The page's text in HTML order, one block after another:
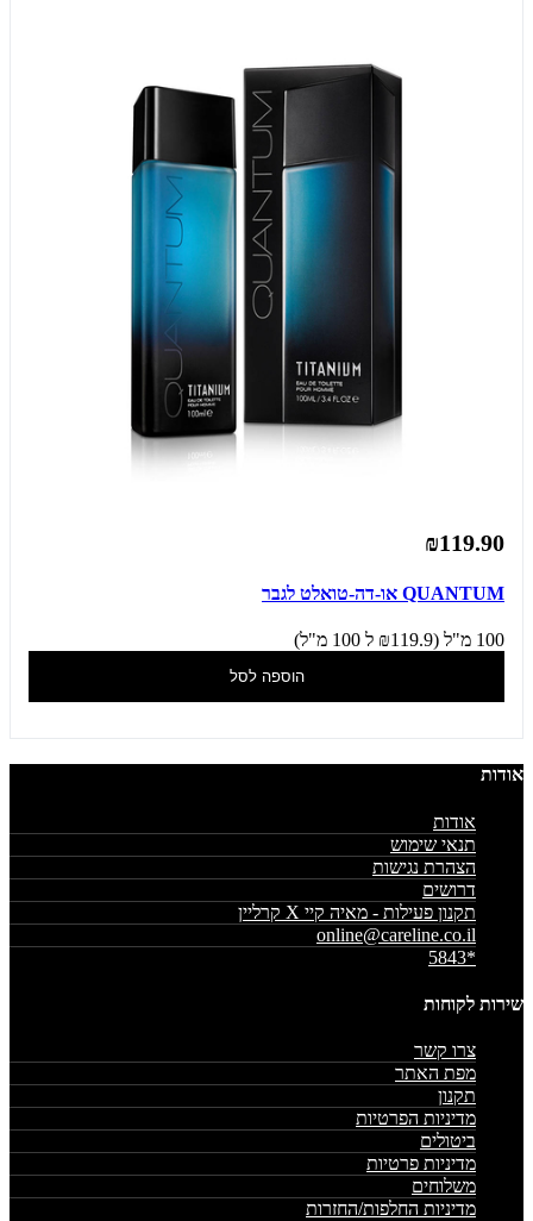
₪119.90
QUANTUM או-דה-טואלט לגבר
100 מ"ל (₪119.9 ל 100 מ"ל)
הוספה לסל
אודות
אודות
תנאי שימוש
הצהרת נגישות
דרושים
תקנון פעילות - מאיה קיי X קרליין
online@careline.co.il
*5843
שירות לקוחות
צרו קשר
מפת האתר
תקנון
מדיניות הפרטיות
ביטולים
מדיניות פרטיות
משלוחים
מדיניות החלפות/החזרות